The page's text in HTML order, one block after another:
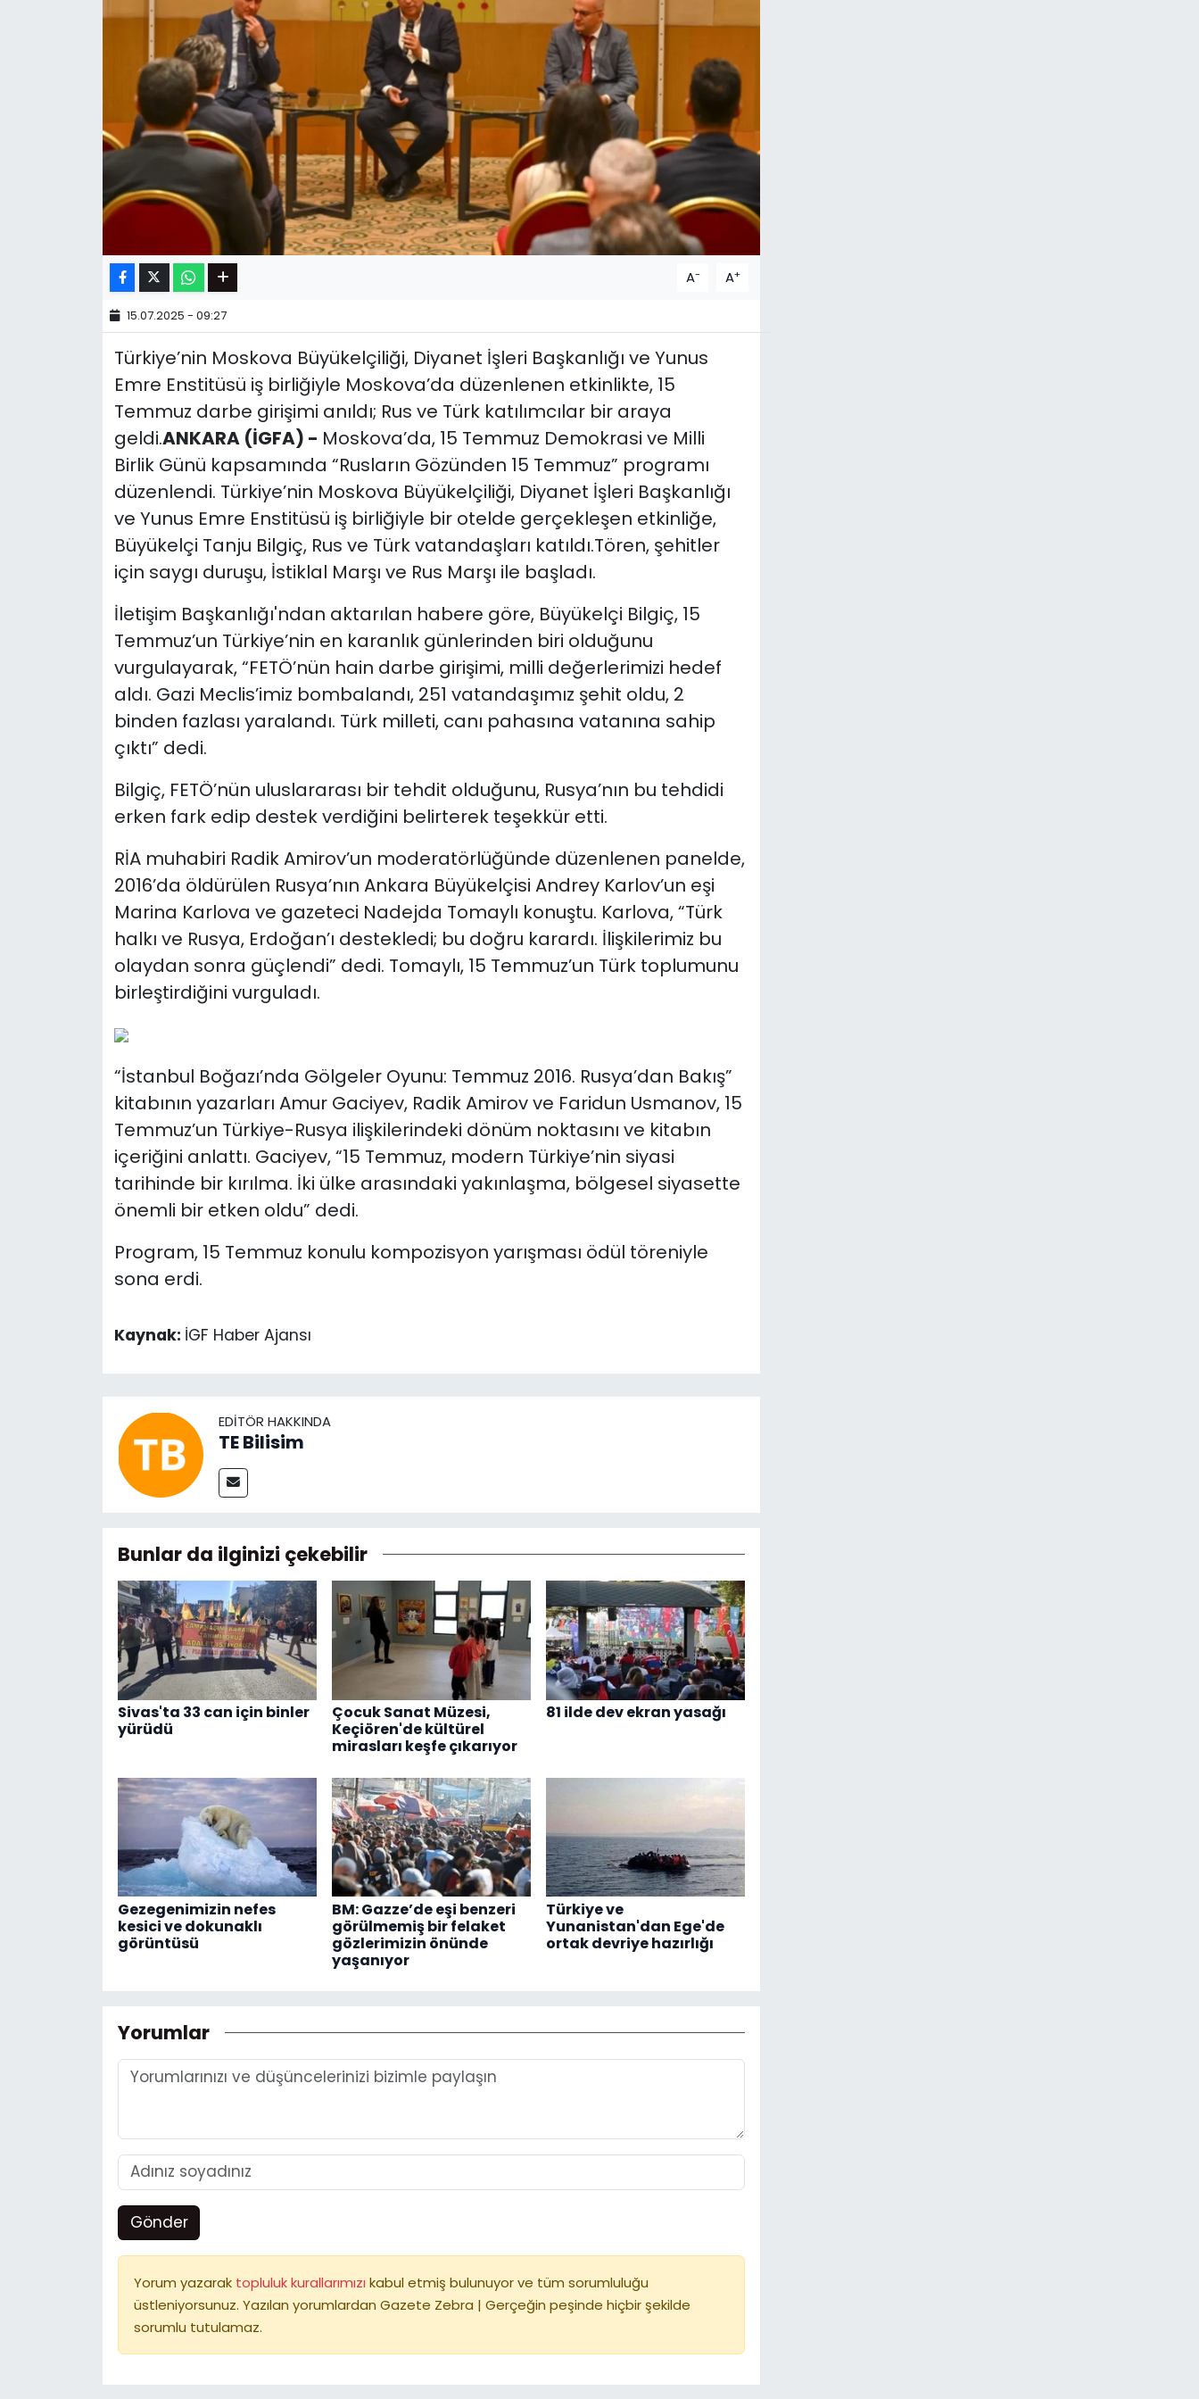
A- A+
15.07.2025 - 09:27
Türkiye’nin Moskova Büyükelçiliği, Diyanet İşleri Başkanlığı ve Yunus
Emre Enstitüsü iş birliğiyle Moskova’da düzenlenen etkinlikte, 15
Temmuz darbe girişimi anıldı; Rus ve Türk katılımcılar bir araya
geldi.ANKARA (İGFA) - Moskova’da, 15 Temmuz Demokrasi ve Milli
Birlik Günü kapsamında “Rusların Gözünden 15 Temmuz” programı
düzenlendi. Türkiye’nin Moskova Büyükelçiliği, Diyanet İşleri Başkanlığı
ve Yunus Emre Enstitüsü iş birliğiyle bir otelde gerçekleşen etkinliğe,
Büyükelçi Tanju Bilgiç, Rus ve Türk vatandaşları katıldı.Tören, şehitler
için saygı duruşu, İstiklal Marşı ve Rus Marşı ile başladı.
İletişim Başkanlığı'ndan aktarılan habere göre, Büyükelçi Bilgiç, 15
Temmuz’un Türkiye’nin en karanlık günlerinden biri olduğunu
vurgulayarak, “FETÖ’nün hain darbe girişimi, milli değerlerimizi hedef
aldı. Gazi Meclis’imiz bombalandı, 251 vatandaşımız şehit oldu, 2
binden fazlası yaralandı. Türk milleti, canı pahasına vatanına sahip
çıktı” dedi.
Bilgiç, FETÖ’nün uluslararası bir tehdit olduğunu, Rusya’nın bu tehdidi
erken fark edip destek verdiğini belirterek teşekkür etti.
RİA muhabiri Radik Amirov’un moderatörlüğünde düzenlenen panelde,
2016’da öldürülen Rusya’nın Ankara Büyükelçisi Andrey Karlov’un eşi
Marina Karlova ve gazeteci Nadejda Tomaylı konuştu. Karlova, “Türk
halkı ve Rusya, Erdoğan’ı destekledi; bu doğru karardı. İlişkilerimiz bu
olaydan sonra güçlendi” dedi. Tomaylı, 15 Temmuz’un Türk toplumunu
birleştirdiğini vurguladı.
“İstanbul Boğazı’nda Gölgeler Oyunu: Temmuz 2016. Rusya’dan Bakış”
kitabının yazarları Amur Gaciyev, Radik Amirov ve Faridun Usmanov, 15
Temmuz’un Türkiye-Rusya ilişkilerindeki dönüm noktasını ve kitabın
içeriğini anlattı. Gaciyev, “15 Temmuz, modern Türkiye’nin siyasi
tarihinde bir kırılma. İki ülke arasındaki yakınlaşma, bölgesel siyasette
önemli bir etken oldu” dedi.
Program, 15 Temmuz konulu kompozisyon yarışması ödül töreniyle
sona erdi.
Kaynak: İGF Haber Ajansı
EDITÖR HAKKINDA
TE Bilisim
Bunlar da ilginizi çekebilir
Sivas'ta 33 can için binler
yürüdü
Çocuk Sanat Müzesi,
Keçiören'de kültürel
mirasları keşfe çıkarıyor
81 ilde dev ekran yasağı
Gezegenimizin nefes
kesici ve dokunaklı
görüntüsü
BM: Gazze’de eşi benzeri
görülmemiş bir felaket
gözlerimizin önünde
yaşanıyor
Türkiye ve
Yunanistan'dan Ege'de
ortak devriye hazırlığı
Yorumlar
Gönder
Yorum yazarak topluluk kurallarımızı kabul etmiş bulunuyor ve tüm sorumluluğu
üstleniyorsunuz. Yazılan yorumlardan Gazete Zebra | Gerçeğin peşinde hiçbir şekilde
sorumlu tutulamaz.